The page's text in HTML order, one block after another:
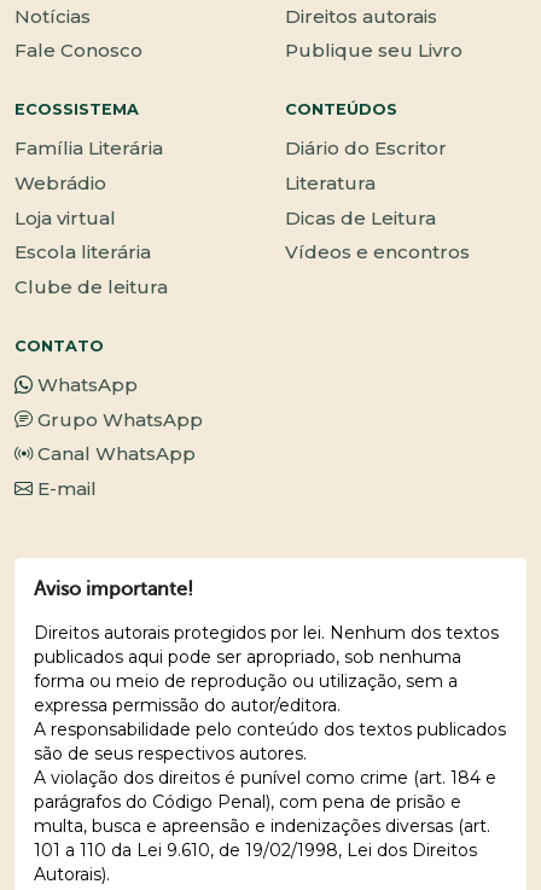
Notícias
Fale Conosco
Direitos autorais
Publique seu Livro
ECOSSISTEMA
Família Literária
Webrádio
Loja virtual
Escola literária
Clube de leitura
CONTEÚDOS
Diário do Escritor
Literatura
Dicas de Leitura
Vídeos e encontros
CONTATO
WhatsApp
Grupo WhatsApp
Canal WhatsApp
E-mail
Aviso importante!
Direitos autorais protegidos por lei. Nenhum dos textos
publicados aqui pode ser apropriado, sob nenhuma
forma ou meio de reprodução ou utilização, sem a
expressa permissão do autor/editora.
A responsabilidade pelo conteúdo dos textos publicados
são de seus respectivos autores.
A violação dos direitos é punível como crime (art. 184 e
parágrafos do Código Penal), com pena de prisão e
multa, busca e apreensão e indenizações diversas (art.
101 a 110 da Lei 9.610, de 19/02/1998, Lei dos Direitos
Autorais).